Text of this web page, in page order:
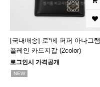
[국내배송] 로*베 퍼퍼 아나그램
플레인 카드지갑 (2color)
로그인시 가격공개
NEW